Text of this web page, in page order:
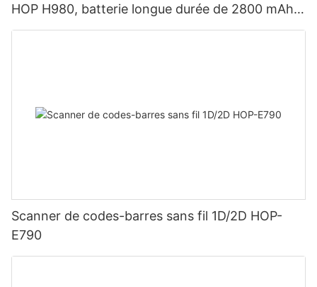
HOP H980, batterie longue durée de 2800 mAh,
idéal pour les entrepôts et la logistique.
Scanner de codes-barres sans fil 1D/2D HOP-
E790